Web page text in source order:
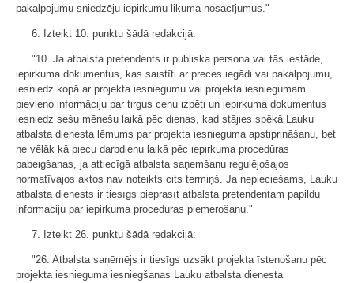
pakalpojumu sniedzēju iepirkumu likuma nosacījumus."
6. Izteikt 10. punktu šādā redakcijā:
"10. Ja atbalsta pretendents ir publiska persona vai tās iestāde,
iepirkuma dokumentus, kas saistīti ar preces iegādi vai pakalpojumu,
iesniedz kopā ar projekta iesniegumu vai projekta iesniegumam
pievieno informāciju par tirgus cenu izpēti un iepirkuma dokumentus
iesniedz sešu mēnešu laikā pēc dienas, kad stājies spēkā Lauku
atbalsta dienesta lēmums par projekta iesnieguma apstiprināšanu, bet
ne vēlāk kā piecu darbdienu laikā pēc iepirkuma procedūras
pabeigšanas, ja attiecīgā atbalsta saņemšanu regulējošajos
normatīvajos aktos nav noteikts cits termiņš. Ja nepieciešams, Lauku
atbalsta dienests ir tiesīgs pieprasīt atbalsta pretendentam papildu
informāciju par iepirkuma procedūras piemērošanu."
7. Izteikt 26. punktu šādā redakcijā:
"26. Atbalsta saņēmējs ir tiesīgs uzsākt projekta īstenošanu pēc
projekta iesnieguma iesniegšanas Lauku atbalsta dienesta